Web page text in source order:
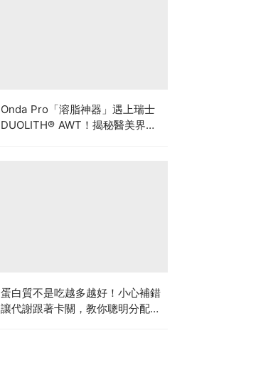
Onda Pro「溶脂神器」遇上瑞士
DUOLITH® AWT！揭秘醫美界悄
蛋白質不是吃越多越好！小心補錯
讓代謝跟著卡關，教你聰明分配三